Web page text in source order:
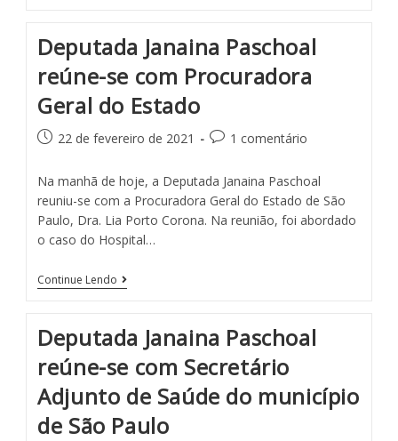
Deputada Janaina Paschoal
reúne-se com Procuradora
Geral do Estado
22 de fevereiro de 2021 1 comentário
Na manhã de hoje, a Deputada Janaina Paschoal
reuniu-se com a Procuradora Geral do Estado de São
Paulo, Dra. Lia Porto Corona. Na reunião, foi abordado
o caso do Hospital…
Continue Lendo
Deputada Janaina Paschoal
reúne-se com Secretário
Adjunto de Saúde do município
de São Paulo